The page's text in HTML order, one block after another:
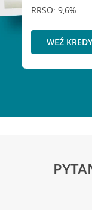
RRSO: 9,6%
WEŹ